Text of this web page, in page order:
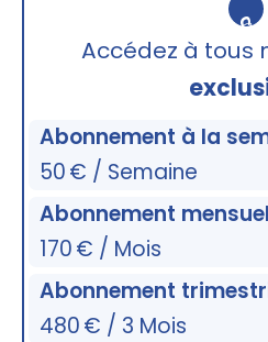
🔒
Accédez à tous
Abonnement à la
50 € / Semaine
Abonnement mensuel
170 € / Mois
Abonnement
480 € / 3 Mois